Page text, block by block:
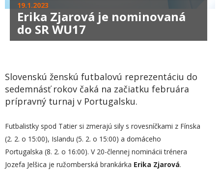
19.1.2023
Erika Zjarová je nominovaná
do SR WU17
Slovenskú ženskú futbalovú reprezentáciu do
sedemnásť rokov čaká na začiatku februára
prípravný turnaj v Portugalsku.
Futbalistky spod Tatier si zmerajú sily s rovesníčkami z Fínska
(2. 2. o 15:00), Islandu (5. 2. o 15:00) a domáceho
Portugalska (8. 2. o 16:00). V 20-člennej nominácii trénera
Jozefa Jelšica je ružomberská brankárka Erika Zjarová.